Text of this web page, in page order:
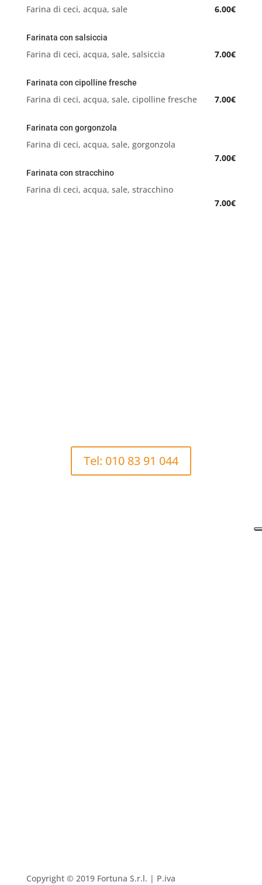
Farina di ceci, acqua, sale 6.00€
Farinata con salsiccia
Farina di ceci, acqua, sale, salsiccia 7.00€
Farinata con cipolline fresche
Farina di ceci, acqua, sale, cipolline fresche 7.00€
Farinata con gorgonzola
Farina di ceci, acqua, sale, gorgonzola
7.00€
Farinata con stracchino
Farina di ceci, acqua, sale, stracchino
7.00€
Tel: 010 83 91 044
Copyright © 2019 Fortuna S.r.l. | P.iva